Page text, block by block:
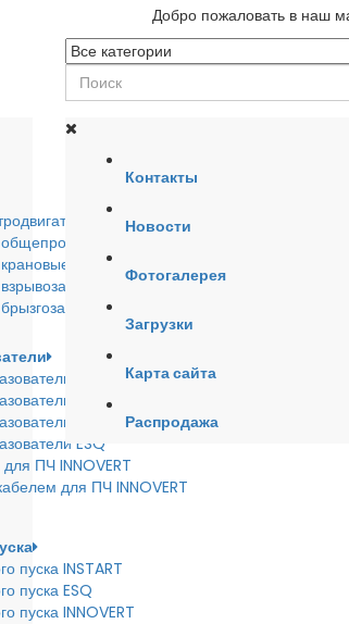
Добро пожаловать в
общепромышленные
взрывозащишенные
INSTART
INNOVERT
HYUNDAI
ESQ
ПЧ INNOVERT
для ПЧ INNOVERT
пуска INSTART
пуска ESQ
пуска INNOVERT
Контакты
Новости
Фотогалерея
Загрузки
Карта сайта
Распродажа